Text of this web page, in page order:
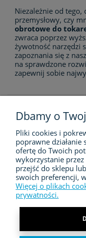
Niezależnie od tego,
przemysłowy, czy
obrotowe do
zwraca poprzez
żywotność narzędzi
zapoznania się z
na sprawdzone
zapewnij sobie
Dbamy o
Pliki cookies i
poprawne
ofertę do Twoich
wykorzystanie
przejść do sklepu
swoich preferencji,
Więcej o plikach
prywatności.